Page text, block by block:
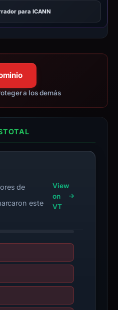
para ICANN
a los demás
de
este
View
on
VT